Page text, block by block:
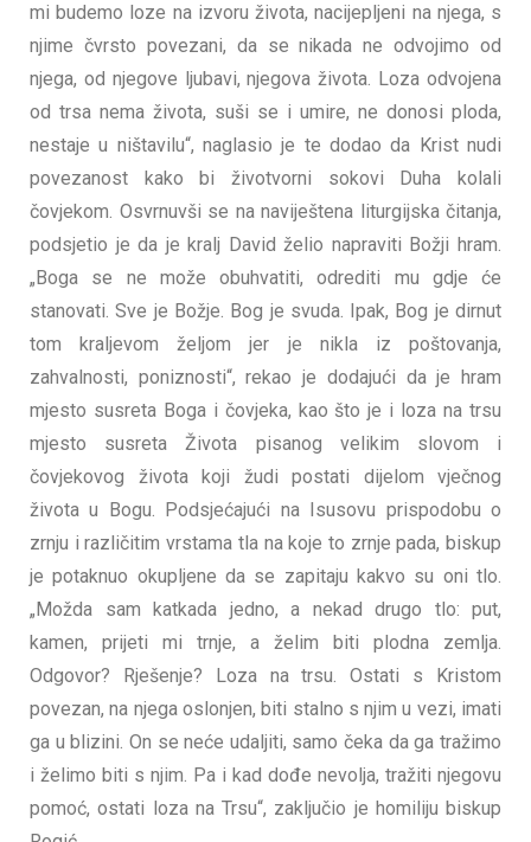
mi budemo loze na izvoru života, nacijepljeni na njega, s
njime čvrsto povezani, da se nikada ne odvojimo od
njega, od njegove ljubavi, njegova života. Loza odvojena
od trsa nema života, suši se i umire, ne donosi ploda,
nestaje u ništavilu“, naglasio je te dodao da Krist nudi
povezanost kako bi životvorni sokovi Duha kolali
čovjekom. Osvrnuvši se na naviještena liturgijska čitanja,
podsjetio je da je kralj David želio napraviti Božji hram.
„Boga se ne može obuhvatiti, odrediti mu gdje će
stanovati. Sve je Božje. Bog je svuda. Ipak, Bog je dirnut
tom kraljevom željom jer je nikla iz poštovanja,
zahvalnosti, poniznosti“, rekao je dodajući da je hram
mjesto susreta Boga i čovjeka, kao što je i loza na trsu
mjesto susreta Života pisanog velikim slovom i
čovjekovog života koji žudi postati dijelom vječnog
života u Bogu. Podsjećajući na Isusovu prispodobu o
zrnju i različitim vrstama tla na koje to zrnje pada, biskup
je potaknuo okupljene da se zapitaju kakvo su oni tlo.
„Možda sam katkada jedno, a nekad drugo tlo: put,
kamen, prijeti mi trnje, a želim biti plodna zemlja.
Odgovor? Rješenje? Loza na trsu. Ostati s Kristom
povezan, na njega oslonjen, biti stalno s njim u vezi, imati
ga u blizini. On se neće udaljiti, samo čeka da ga tražimo
i želimo biti s njim. Pa i kad dođe nevolja, tražiti njegovu
pomoć, ostati loza na Trsu“, zaključio je homiliju biskup